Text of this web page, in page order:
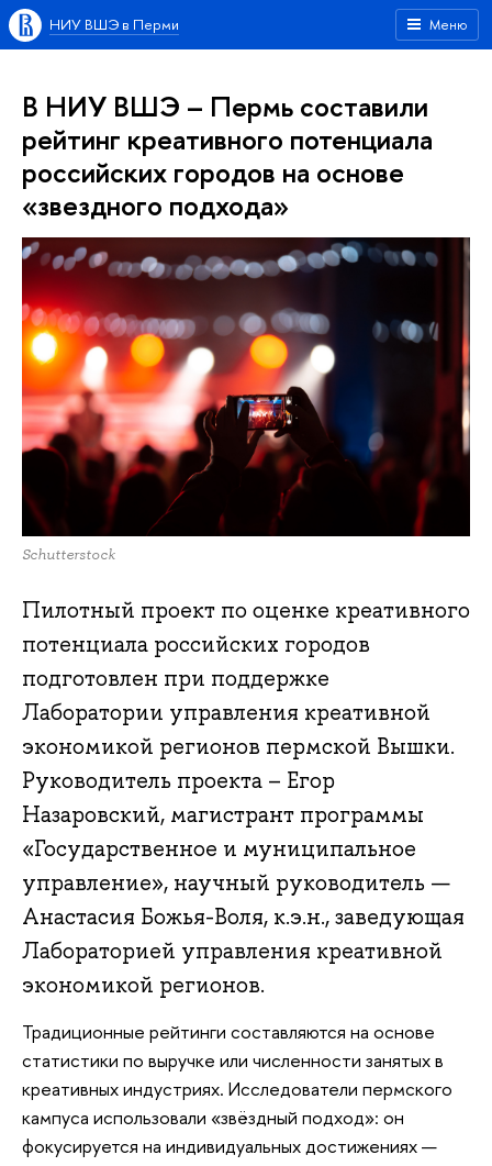
Меню
НИУ ВШЭ в Перми
В НИУ ВШЭ – Пермь составили
рейтинг креативного потенциала
российских городов на основе
«звездного подхода»
Schutterstock
Пилотный проект по оценке креативного
потенциала российских городов
подготовлен при поддержке
Лаборатории управления креативной
экономикой регионов пермской Вышки.
Руководитель проекта – Егор
Назаровский, магистрант программы
«Государственное и муниципальное
управление», научный руководитель —
Анастасия Божья-Воля, к.э.н., заведующая
Лабораторией управления креативной
экономикой регионов.
Традиционные рейтинги составляются на основе
статистики по выручке или численности занятых в
креативных индустриях. Исследователи пермского
кампуса использовали «звёздный подход»: он
фокусируется на индивидуальных достижениях —